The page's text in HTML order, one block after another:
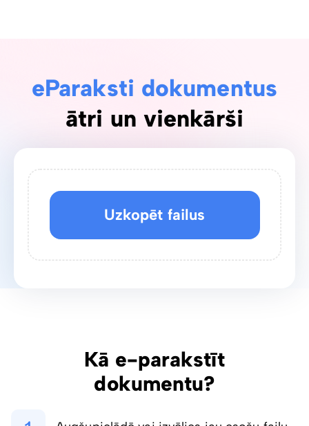
eParaksti dokumentus
ātri un vienkārši
Uzkopēt failus
Kā e-parakstīt
dokumentu?